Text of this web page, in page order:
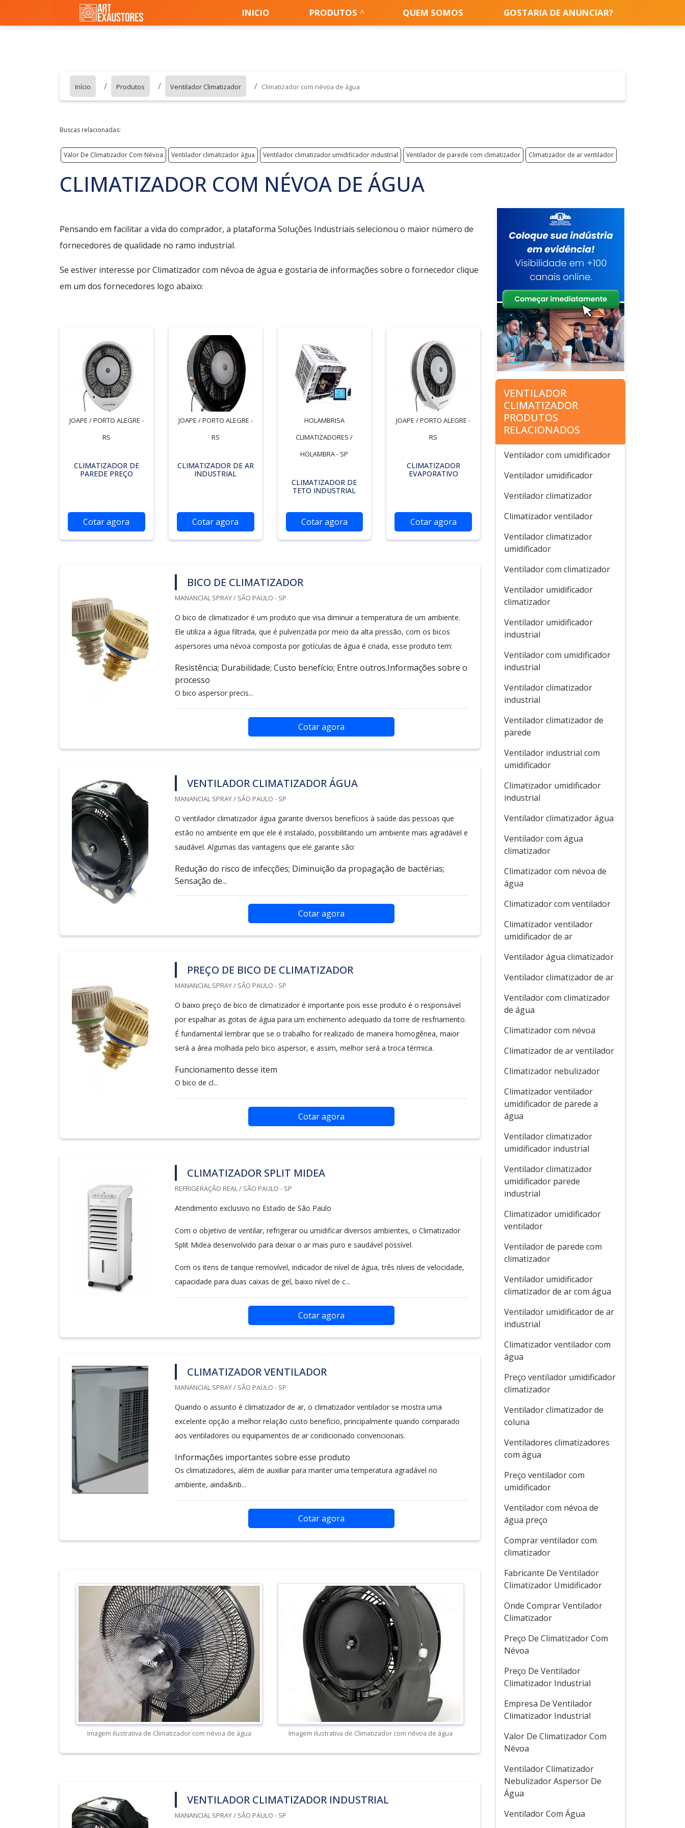
INICIO PRODUTOS QUEM SOMOS GOSTARIA DE ANUNCIAR?
Início Produtos Ventilador Climatizador Climatizador com névoa de água
Buscas relacionadas:
Valor De Climatizador Com Névoa Ventilador climatizador água Ventilador climatizador umidificador industrial Ventilador de parede com climatizador Climatizador de ar ventilador
CLIMATIZADOR COM NÉVOA DE ÁGUA
Pensando em facilitar a vida do comprador, a plataforma Soluções Industriais selecionou o maior número de
fornecedores de qualidade no ramo industrial.
Se estiver interesse por Climatizador com névoa de água e gostaria de informações sobre o fornecedor clique
em um dos fornecedores logo abaixo:
JOAPE / PORTO ALEGRE -
RS
CLIMATIZADOR DE
PAREDE PREÇO
Cotar agora
JOAPE / PORTO ALEGRE -
RS
CLIMATIZADOR DE AR
INDUSTRIAL
Cotar agora
HOLAMBRISA
CLIMATIZADORES /
HOLAMBRA - SP
CLIMATIZADOR DE
TETO INDUSTRIAL
Cotar agora
JOAPE / PORTO ALEGRE -
RS
CLIMATIZADOR
EVAPORATIVO
Cotar agora
BICO DE CLIMATIZADOR
MANANCIAL SPRAY / SÃO PAULO - SP
O bico de climatizador é um produto que visa diminuir a temperatura de um ambiente.
Ele utiliza a água filtrada, que é pulverizada por meio da alta pressão, com os bicos
aspersores uma névoa composta por gotículas de água é criada, esse produto tem:
Resistência; Durabilidade; Custo benefício; Entre outros.Informações sobre o
processo
O bico aspersor precis...
Cotar agora
VENTILADOR CLIMATIZADOR ÁGUA
MANANCIAL SPRAY / SÃO PAULO - SP
O ventilador climatizador água garante diversos benefícios à saúde das pessoas que
estão no ambiente em que ele é instalado, possibilitando um ambiente mais agradável e
saudável. Algumas das vantagens que ele garante são:
Redução do risco de infecções; Diminuição da propagação de bactérias;
Sensação de...
Cotar agora
PREÇO DE BICO DE CLIMATIZADOR
MANANCIAL SPRAY / SÃO PAULO - SP
O baixo preço de bico de climatizador é importante pois esse produto é o responsável
por espalhar as gotas de água para um enchimento adequado da torre de resfriamento.
É fundamental lembrar que se o trabalho for realizado de maneira homogênea, maior
será a área molhada pelo bico aspersor, e assim, melhor será a troca térmica.
Funcionamento desse item
O bico de cl...
Cotar agora
CLIMATIZADOR SPLIT MIDEA
REFRIGERAÇÃO REAL / SÃO PAULO - SP
Atendimento exclusivo no Estado de São Paulo
Com o objetivo de ventilar, refrigerar ou umidificar diversos ambientes, o Climatizador
Split Midea desenvolvido para deixar o ar mais puro e saudável possível.
Com os itens de tanque removível, indicador de nível de água, três níveis de velocidade,
capacidade para duas caixas de gel, baixo nível de c...
Cotar agora
CLIMATIZADOR VENTILADOR
MANANCIAL SPRAY / SÃO PAULO - SP
Quando o assunto é climatizador de ar, o climatizador ventilador se mostra uma
excelente opção a melhor relação custo benefício, principalmente quando comparado
aos ventiladores ou equipamentos de ar condicionado convencionais.
Informações importantes sobre esse produto
Os climatizadores, além de auxiliar para manter uma temperatura agradável no
ambiente, ainda&nb...
Cotar agora
Imagem ilustrativa de Climatizador com névoa de água Imagem ilustrativa de Climatizador com névoa de água
VENTILADOR CLIMATIZADOR INDUSTRIAL
MANANCIAL SPRAY / SÃO PAULO - SP
VENTILADOR
CLIMATIZADOR
PRODUTOS
RELACIONADOS
Ventilador com umidificador
Ventilador umidificador
Ventilador climatizador
Climatizador ventilador
Ventilador climatizador
umidificador
Ventilador com climatizador
Ventilador umidificador
climatizador
Ventilador umidificador
industrial
Ventilador com umidificador
industrial
Ventilador climatizador
industrial
Ventilador climatizador de
parede
Ventilador industrial com
umidificador
Climatizador umidificador
industrial
Ventilador climatizador água
Ventilador com água
climatizador
Climatizador com névoa de
água
Climatizador com ventilador
Climatizador ventilador
umidificador de ar
Ventilador água climatizador
Ventilador climatizador de ar
Ventilador com climatizador
de água
Climatizador com névoa
Climatizador de ar ventilador
Climatizador nebulizador
Climatizador ventilador
umidificador de parede a
água
Ventilador climatizador
umidificador industrial
Ventilador climatizador
umidificador parede
industrial
Climatizador umidificador
ventilador
Ventilador de parede com
climatizador
Ventilador umidificador
climatizador de ar com água
Ventilador umidificador de ar
industrial
Climatizador ventilador com
água
Preço ventilador umidificador
climatizador
Ventilador climatizador de
coluna
Ventiladores climatizadores
com água
Preço ventilador com
umidificador
Ventilador com névoa de
água preço
Comprar ventilador com
climatizador
Fabricante De Ventilador
Climatizador Umidificador
Onde Comprar Ventilador
Climatizador
Preço De Climatizador Com
Névoa
Preço De Ventilador
Climatizador Industrial
Empresa De Ventilador
Climatizador Industrial
Valor De Climatizador Com
Névoa
Ventilador Climatizador
Nebulizador Aspersor De
Água
Ventilador Com Água